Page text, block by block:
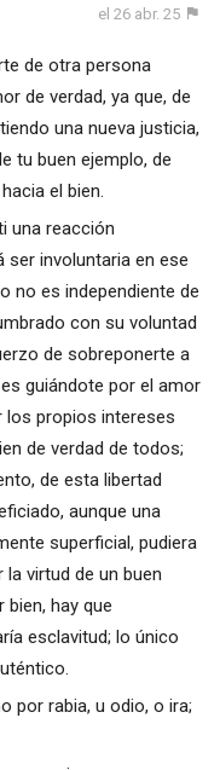
el 26 abr. 25
de otra persona
de verdad, ya que, de
una nueva justicia,
tu buen ejemplo, de
el bien.
una reacción
ser involuntaria en ese
no es independiente de
con su voluntad
de sobreponerte a
guiándote por el amor
los propios intereses
de verdad de todos;
de esta libertad
aunque una
superficial, pudiera
virtud de un buen
hay que
esclavitud; lo único
por rabia, u odio, o ira;